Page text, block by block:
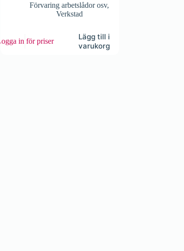
Förvaring arbetslådor osv,
Verkstad
Logga in för priser
Lägg till i
varukorg